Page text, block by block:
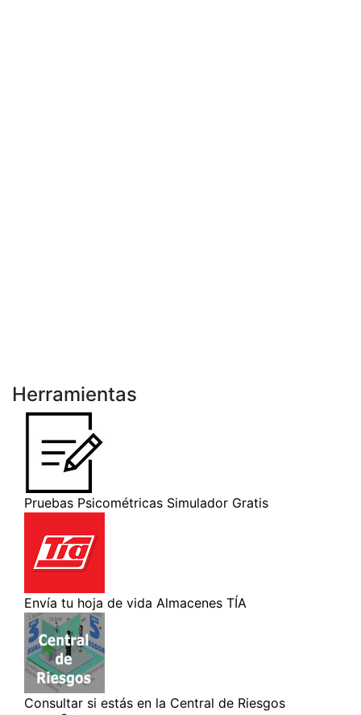
Herramientas